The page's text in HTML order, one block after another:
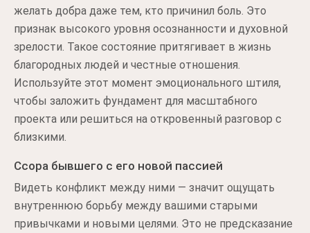
желать добра даже тем, кто причинил боль. Это
признак высокого уровня осознанности и духовной
зрелости. Такое состояние притягивает в жизнь
благородных людей и честные отношения.
Используйте этот момент эмоционального штиля,
чтобы заложить фундамент для масштабного
проекта или решиться на откровенный разговор с
близкими.
Ссора бывшего с его новой пассией
Видеть конфликт между ними — значит ощущать
внутреннюю борьбу между вашими старыми
привычками и новыми целями. Это не предсказание